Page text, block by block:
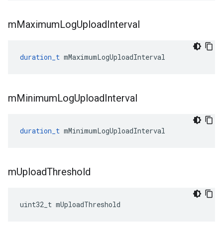
mMaximumLogUploadInterval
duration_t mMaximumLogUploadInterval
mMinimumLogUploadInterval
duration_t mMinimumLogUploadInterval
mUploadThreshold
uint32_t mUploadThreshold